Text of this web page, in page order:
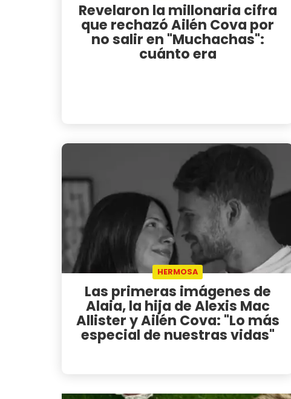
Revelaron la millonaria cifra
que rechazó Ailén Cova por
no salir en "Muchachas":
cuánto era
HERMOSA
Las primeras imágenes de
Alaia, la hija de Alexis Mac
Allister y Ailén Cova: "Lo más
especial de nuestras vidas"